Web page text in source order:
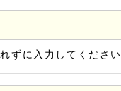
ずに入力してください